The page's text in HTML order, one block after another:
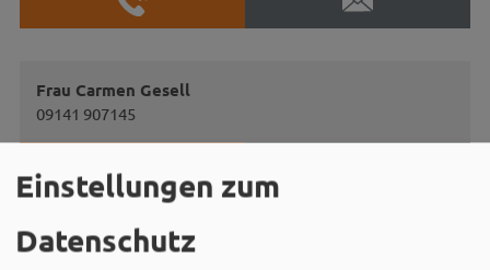
Frau Carmen Gesell
09141 907145
Herr John Meister
Einstellungen zum
Datenschutz